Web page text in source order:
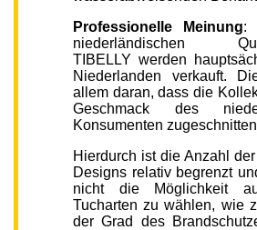
Professionelle Meinung:
niederländischen
TIBELLY werden
Niederlanden verkauft.
allem daran, dass die
Geschmack des
Konsumenten
Hierdurch ist die Anzahl
Designs relativ begrenzt
nicht die Möglichkeit
Tucharten zu wählen, wie
der Grad des